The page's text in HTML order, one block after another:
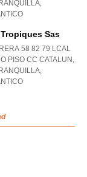
,
Sas
58 82 79 LCAL
PISO CC CATALUN ,
,